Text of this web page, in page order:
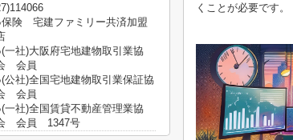
くことが必要です。
保険 宅建ファミリー共済加盟
一社)大阪府宅地建物取引業協
会員
公社)全国宅地建物取引業保証協
会員
一社)全国賃貸不動産管理業協
会員 1347号